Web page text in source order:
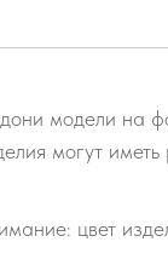
модели на
могут
цвет